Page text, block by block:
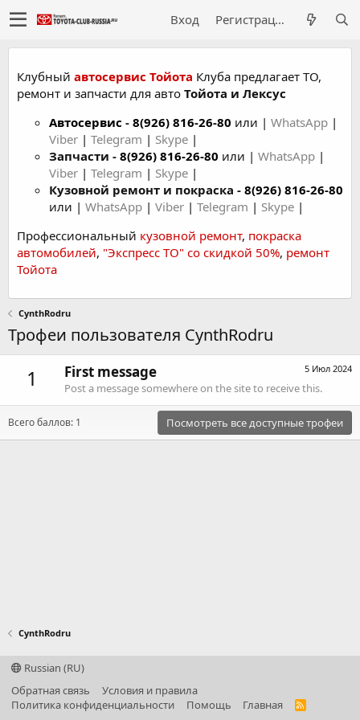
Вход Регистрация
Клубный автосервис Тойота Клуба предлагает ТО,
ремонт и запчасти для авто Тойота и Лексус
Автосервис - 8(926) 816-26-80 или | WhatsApp |
Viber | Telegram | Skype |
Запчасти - 8(926) 816-26-80 или | WhatsApp |
Viber | Telegram | Skype |
Кузовной ремонт и покраска - 8(926) 816-26-80
или | WhatsApp | Viber | Telegram | Skype |
Профессиональный кузовной ремонт, покраска
автомобилей, "Экспресс ТО" со скидкой 50%, ремонт
Тойота
CynthRodru
Трофеи пользователя CynthRodru
1 5 Июл 2024
First message
Post a message somewhere on the site to receive this.
Всего баллов: 1 Посмотреть все доступные трофеи
CynthRodru
Russian (RU)
Обратная связь
Условия и правила
Политика конфиденциальности
Помощь Главная
R